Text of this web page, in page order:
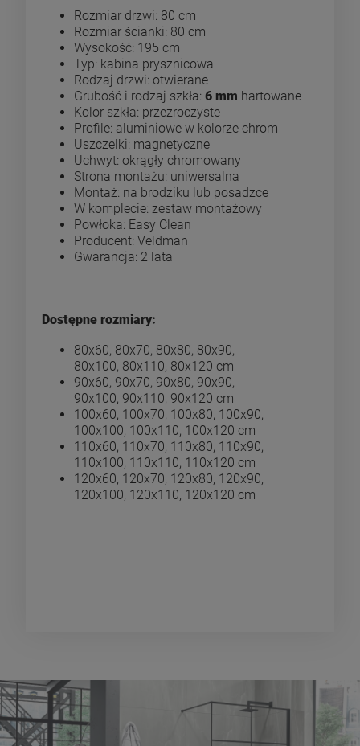
Rozmiar drzwi: 80 cm
Rozmiar ścianki: 80 cm
Wysokość: 195 cm
Typ: kabina prysznicowa
Rodzaj drzwi: otwierane
Grubość i rodzaj szkła: 6 mm hartowane
Kolor szkła: przezroczyste
Profile: aluminiowe w kolorze chrom
Uszczelki: magnetyczne
Uchwyt: okrągły chromowany
Strona montażu: uniwersalna
Montaż: na brodziku lub posadzce
W komplecie: zestaw montażowy
Powłoka: Easy Clean
Producent: Veldman
Gwarancja: 2 lata
Dostępne rozmiary:
80x60, 80x70, 80x80, 80x90,
80x100, 80x110, 80x120 cm
90x60, 90x70, 90x80, 90x90,
90x100, 90x110, 90x120 cm
100x60, 100x70, 100x80, 100x90,
100x100, 100x110, 100x120 cm
110x60, 110x70, 110x80, 110x90,
110x100, 110x110, 110x120 cm
120x60, 120x70, 120x80, 120x90,
120x100, 120x110, 120x120 cm